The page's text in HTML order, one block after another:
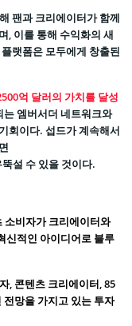
팬과 크리에이터가 함께
, 이를 통해 수익화의 새
랫폼은 모두에게 창출된
억 달러의 가치를 달성
엠버서더 네트워크와
회이다. 섭드가 계속해서
설 수 있을 것이다.
소비자가 크리에이터와
신적인 아이디어로 블루
, 콘텐츠 크리에이터, 85
망을 가지고 있는 투자